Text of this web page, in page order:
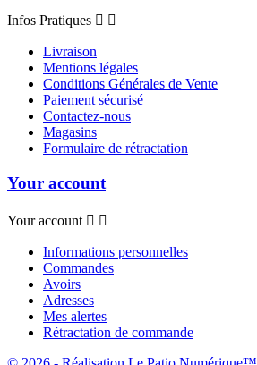
Infos Pratiques  
Livraison
Mentions légales
Conditions Générales de Vente
Paiement sécurisé
Contactez-nous
Magasins
Formulaire de rétractation
Your account
Your account  
Informations personnelles
Commandes
Avoirs
Adresses
Mes alertes
Rétractation de commande